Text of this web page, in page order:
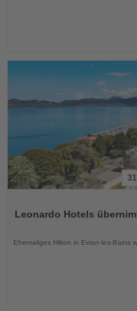
dieLeonardo Hotels
Ehemaliges Hilton in Evian-les-Bains